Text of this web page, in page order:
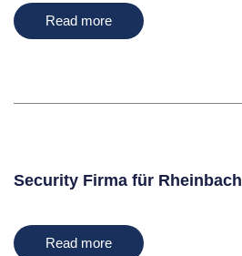
Read more
Security Firma für Rheinbach
Read more